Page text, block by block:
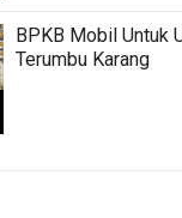
BPKB Mobil Untuk
Terumbu Karang